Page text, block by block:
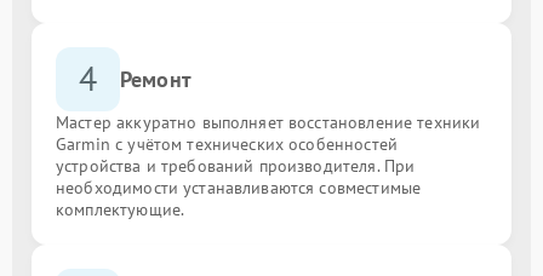
4 Ремонт
Мастер аккуратно выполняет восстановление техники
Garmin с учётом технических особенностей
устройства и требований производителя. При
необходимости устанавливаются совместимые
комплектующие.